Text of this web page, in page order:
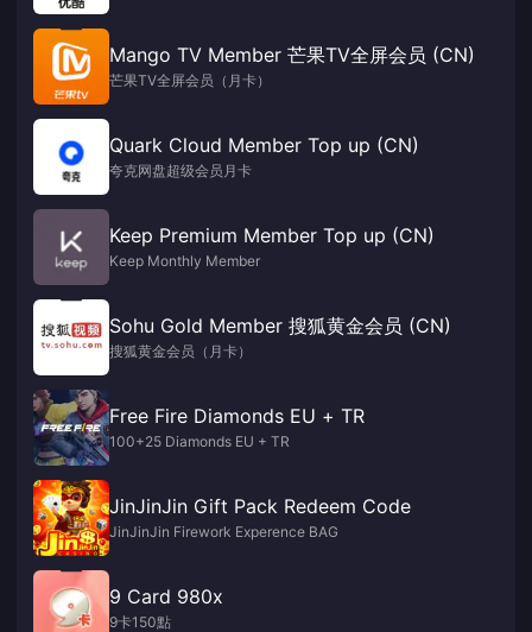
Mango TV Member 芒果TV全屏会员 (CN)
芒果TV全屏会员（月卡）
Quark Cloud Member Top up (CN)
夸克网盘超级会员月卡
Keep Premium Member Top up (CN)
Keep Monthly Member
Sohu Gold Member 搜狐黄金会员 (CN)
搜狐黄金会员（月卡）
Free Fire Diamonds EU + TR
100+25 Diamonds EU + TR
JinJinJin Gift Pack Redeem Code
JinJinJin Firework Experence BAG
9 Card 980x
9卡150點